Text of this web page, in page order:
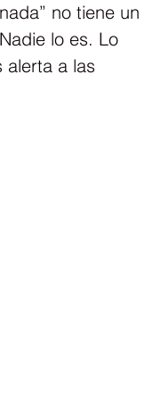
no tiene un
lo es. Lo
alerta a las